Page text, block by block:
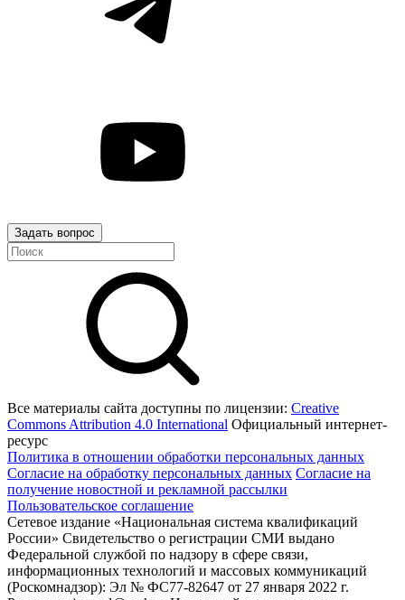
Задать вопрос
Все материалы сайта доступны по лицензии: Creative
Commons Attribution 4.0 International Официальный интернет-
ресурс
Политика в отношении обработки персональных данных
Согласие на обработку персональных данных Согласие на
получение новостной и рекламной рассылки
Пользовательское соглашение
Сетевое издание «Национальная система квалификаций
России» Свидетельство о регистрации СМИ выдано
Федеральной службой по надзору в сфере связи,
информационных технологий и массовых коммуникаций
(Роскомнадзор): Эл № ФС77-82647 от 27 января 2022 г.